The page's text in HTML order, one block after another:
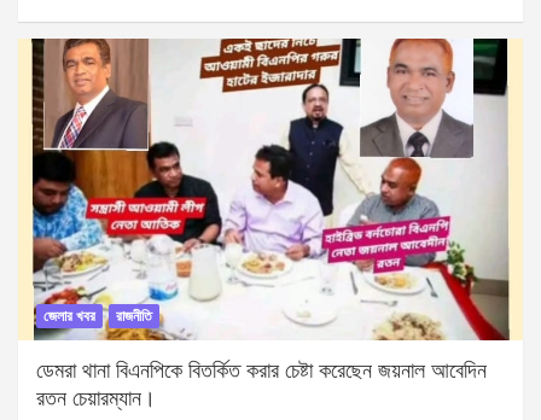
জেলার খবর রাজনীতি
ডেমরা থানা বিএনপিকে বিতর্কিত করার চেষ্টা করেছেন জয়নাল আবেদিন
রতন চেয়ারম্যান।